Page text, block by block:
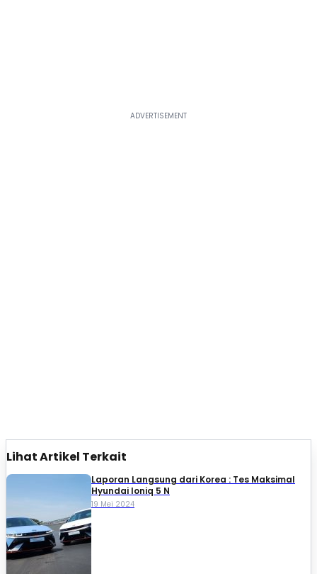
Lihat Artikel Terkait
Laporan Langsung dari Korea : Tes Maksimal
Hyundai Ioniq 5 N
19 Mei 2024